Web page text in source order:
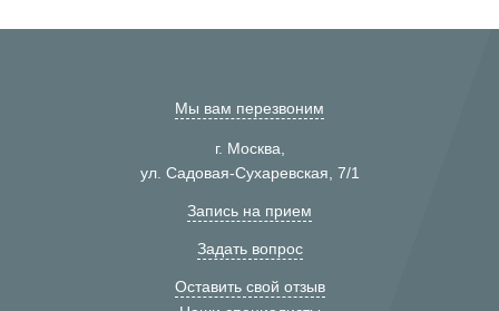
Мы вам перезвоним
г. Москва,
ул. Садовая-Сухаревская, 7/1
Запись на прием
Задать вопрос
Оставить свой отзыв